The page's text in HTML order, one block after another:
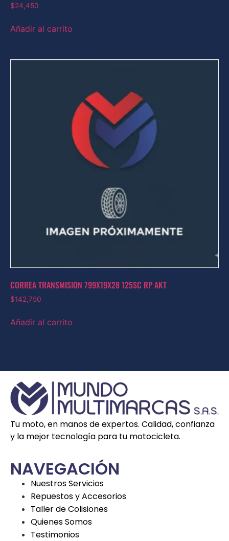
$24,450
Añadir al carrito
CORREA TRANSMISION 799X19X28 125SC RP AKT
$142,750
Añadir al carrito
Tu moto, en manos de expertos. Calidad, confianza
y la mejor tecnología para tu motocicleta.
NAVEGACIÓN
Nuestros Servicios
Repuestos y Accesorios
Taller de Colisiones
Quienes Somos
Testimonios